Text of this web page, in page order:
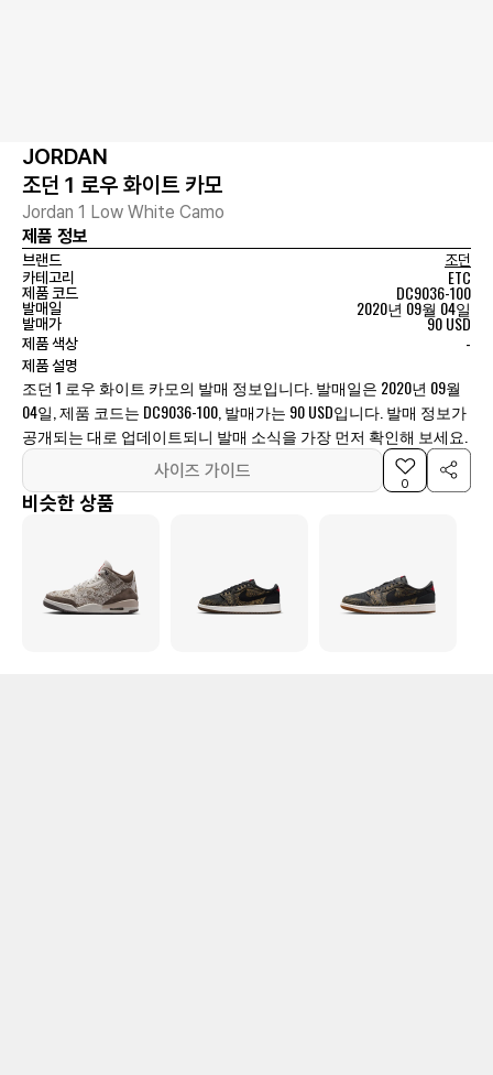
JORDAN
조던 1 로우 화이트 카모
Jordan 1 Low White Camo
제품 정보
브랜드
조던
카테고리
ETC
제품 코드 DC9036-100
발매일 2020년 09월 04일
발매가 90 USD
제품 색상 -
제품 설명
조던 1 로우 화이트 카모의 발매 정보입니다. 발매일은 2020년 09월
04일, 제품 코드는 DC9036-100, 발매가는 90 USD입니다. 발매 정보가
공개되는 대로 업데이트되니 발매 소식을 가장 먼저 확인해 보세요.
사이즈 가이드
0
비슷한 상품